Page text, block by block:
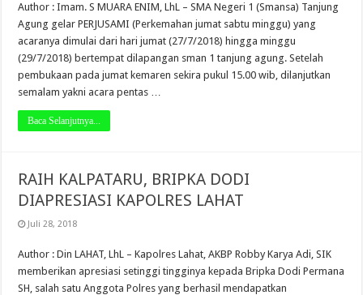
Author : Imam. S MUARA ENIM, LhL – SMA Negeri 1 (Smansa) Tanjung
Agung gelar PERJUSAMI (Perkemahan jumat sabtu minggu) yang
acaranya dimulai dari hari jumat (27/7/2018) hingga minggu
(29/7/2018) bertempat dilapangan sman 1 tanjung agung. Setelah
pembukaan pada jumat kemaren sekira pukul 15.00 wib, dilanjutkan
semalam yakni acara pentas …
Baca Selanjutnya...
RAIH KALPATARU, BRIPKA DODI
DIAPRESIASI KAPOLRES LAHAT
Juli 28, 2018
Author : Din LAHAT, LhL – Kapolres Lahat, AKBP Robby Karya Adi, SIK
memberikan apresiasi setinggi tingginya kepada Bripka Dodi Permana
SH, salah satu Anggota Polres yang berhasil mendapatkan